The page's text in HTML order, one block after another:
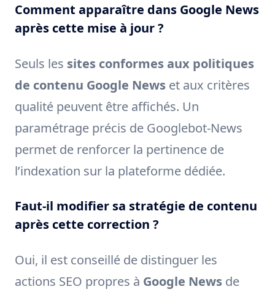
Comment apparaître dans Google News
après cette mise à jour ?
Seuls les sites conformes aux politiques
de contenu Google News et aux critères
qualité peuvent être affichés. Un
paramétrage précis de Googlebot-News
permet de renforcer la pertinence de
l’indexation sur la plateforme dédiée.
Faut-il modifier sa stratégie de contenu
après cette correction ?
Oui, il est conseillé de distinguer les
actions SEO propres à Google News de